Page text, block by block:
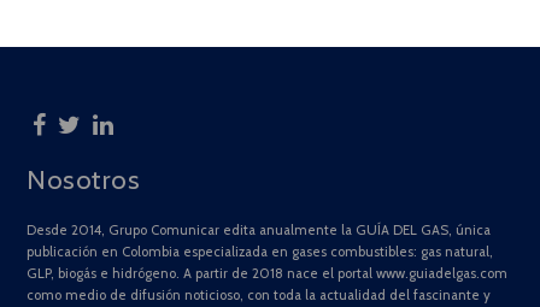
Nosotros
Desde 2014, Grupo Comunicar edita anualmente la GUÍA DEL GAS, única
publicación en Colombia especializada en gases combustibles: gas natural,
GLP, biogás e hidrógeno. A partir de 2018 nace el portal www.guiadelgas.com
como medio de difusión noticioso, con toda la actualidad del fascinante y